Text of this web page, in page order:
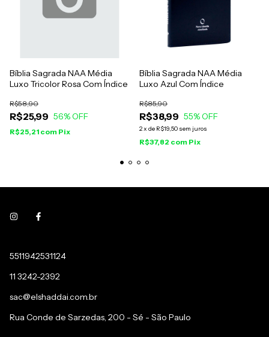
Bíblia Sagrada NAA Média
Luxo Tricolor Rosa Com Índice
R$25,99
R$58,90
56% OFF
R$25,21 com Pix
Bíblia Sagrada NAA Média
Luxo Azul Com Índice
R$38,99
R$85,90
55% OFF
2x de R$19,50 sem juros
R$37,82 com Pix
5511942531124
11 3242-2392
sac@elshaddai.com.br
Rua Conde de Sarzedas, 200 - Sé - São Paulo